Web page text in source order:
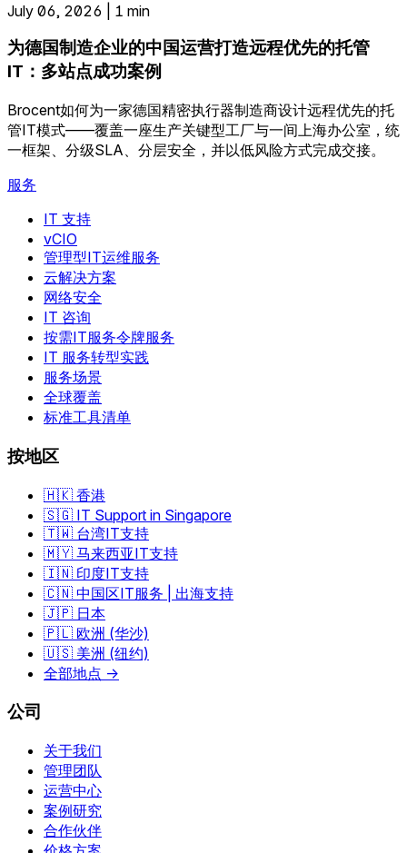
July 06, 2026 | 1 min
为德国制造企业的中国运营打造远程优先的托管
IT：多站点成功案例
Brocent如何为一家德国精密执行器制造商设计远程优先的托
管IT模式——覆盖一座生产关键型工厂与一间上海办公室，统
一框架、分级SLA、分层安全，并以低风险方式完成交接。
服务
IT 支持
vCIO
管理型IT运维服务
云解决方案
网络安全
IT 咨询
按需IT服务令牌服务
IT 服务转型实践
服务场景
全球覆盖
标准工具清单
按地区
🇭🇰 香港
🇸🇬 IT Support in Singapore
🇹🇼 台湾IT支持
🇲🇾 马来西亚IT支持
🇮🇳 印度IT支持
🇨🇳 中国区IT服务 | 出海支持
🇯🇵 日本
🇵🇱 欧洲 (华沙)
🇺🇸 美洲 (纽约)
全部地点 →
公司
关于我们
管理团队
运营中心
案例研究
合作伙伴